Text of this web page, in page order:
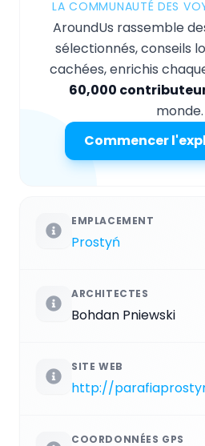
LA COMMUNAUTÉ DES
AroundUs rassemble
sélectionnés, conseils
cachées, enrichis
60,000
monde.
Commencer
EMPLACEMENT
Prostyń
ARCHITECTES
Bohdan Pniewski
SITE WEB
http://
COORDONNÉES GPS